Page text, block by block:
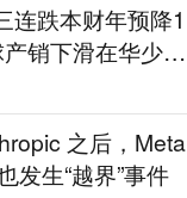
连跌本财年预降1
销下滑在华少卖
之后，Meta
发生“越界”事件